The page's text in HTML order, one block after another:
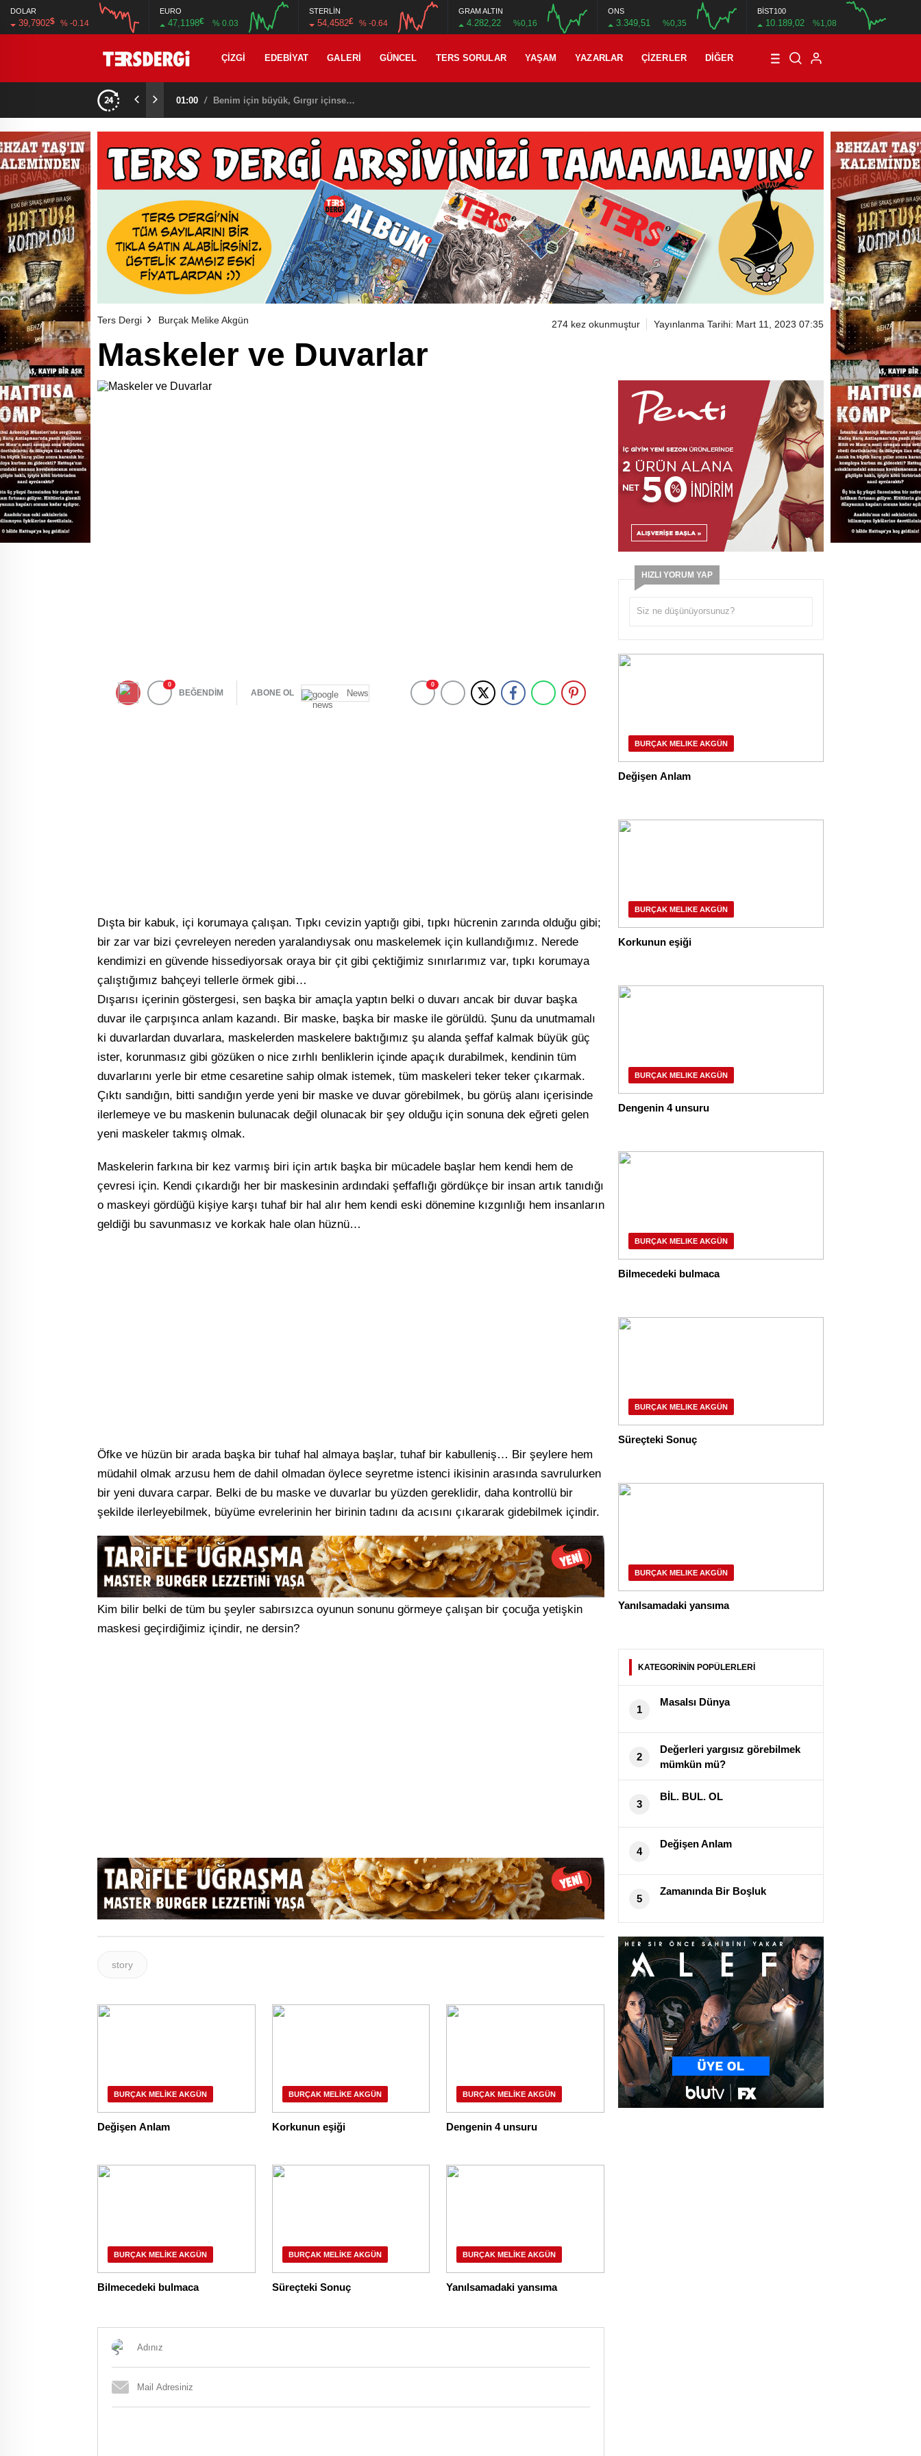
DOLAR
39,7902$ % -0.14
EURO
47,1198€ % 0.03
STERLİN
54,4582£ % -0.64
GRAM ALTIN
4.282,22 %0,16
ONS
3.349,51 %0,35
BİST100
10.189,02 %1,08
ÇIZGI EDEBIYAT GALERI GÜNCEL TERS SORULAR YAŞAM YAZARLAR ÇIZERLER DIĞER
01:00 / Benim için büyük, Gırgır içinse…
Ters Dergi Burçak Melike Akgün 274 kez okunmuştur Yayınlanma Tarihi: Mart 11, 2023 07:35
Maskeler ve Duvarlar
0
BEĞENDİM ABONE OL News
0
Dışta bir kabuk, içi korumaya çalışan. Tıpkı cevizin yaptığı gibi, tıpkı hücrenin zarında olduğu gibi;
bir zar var bizi çevreleyen nereden yaralandıysak onu maskelemek için kullandığımız. Nerede
kendimizi en güvende hissediyorsak oraya bir çit gibi çektiğimiz sınırlarımız var, tıpkı korumaya
çalıştığımız bahçeyi tellerle örmek gibi…
Dışarısı içerinin göstergesi, sen başka bir amaçla yaptın belki o duvarı ancak bir duvar başka
duvar ile çarpışınca anlam kazandı. Bir maske, başka bir maske ile görüldü. Şunu da unutmamalı
ki duvarlardan duvarlara, maskelerden maskelere baktığımız şu alanda şeffaf kalmak büyük güç
ister, korunmasız gibi gözüken o nice zırhlı benliklerin içinde apaçık durabilmek, kendinin tüm
duvarlarını yerle bir etme cesaretine sahip olmak istemek, tüm maskeleri teker teker çıkarmak.
Çıktı sandığın, bitti sandığın yerde yeni bir maske ve duvar görebilmek, bu görüş alanı içerisinde
ilerlemeye ve bu maskenin bulunacak değil olunacak bir şey olduğu için sonuna dek eğreti gelen
yeni maskeler takmış olmak.
Maskelerin farkına bir kez varmış biri için artık başka bir mücadele başlar hem kendi hem de
çevresi için. Kendi çıkardığı her bir maskesinin ardındaki şeffaflığı gördükçe bir insan artık tanıdığı
o maskeyi gördüğü kişiye karşı tuhaf bir hal alır hem kendi eski dönemine kızgınlığı hem insanların
geldiği bu savunmasız ve korkak hale olan hüznü…
Öfke ve hüzün bir arada başka bir tuhaf hal almaya başlar, tuhaf bir kabulleniş… Bir şeylere hem
müdahil olmak arzusu hem de dahil olmadan öylece seyretme istenci ikisinin arasında savrulurken
bir yeni duvara carpar. Belki de bu maske ve duvarlar bu yüzden gereklidir, daha kontrollü bir
şekilde ilerleyebilmek, büyüme evrelerinin her birinin tadını da acısını çıkararak gidebilmek içindir.
Kim bilir belki de tüm bu şeyler sabırsızca oyunun sonunu görmeye çalışan bir çocuğa yetişkin
maskesi geçirdiğimiz içindir, ne dersin?
story
BURÇAK MELIKE AKGÜN
Değişen Anlam
BURÇAK MELIKE AKGÜN
Korkunun eşiği
BURÇAK MELIKE AKGÜN
Dengenin 4 unsuru
BURÇAK MELIKE AKGÜN
Bilmecedeki bulmaca
BURÇAK MELIKE AKGÜN
Süreçteki Sonuç
BURÇAK MELIKE AKGÜN
Yanılsamadaki yansıma
HIZLI YORUM YAP
BURÇAK MELIKE AKGÜN
Değişen Anlam
BURÇAK MELIKE AKGÜN
Korkunun eşiği
BURÇAK MELIKE AKGÜN
Dengenin 4 unsuru
BURÇAK MELIKE AKGÜN
Bilmecedeki bulmaca
BURÇAK MELIKE AKGÜN
Süreçteki Sonuç
BURÇAK MELIKE AKGÜN
Yanılsamadaki yansıma
KATEGORİNİN POPÜLERLERİ
1
Masalsı Dünya
2
Değerleri yargısız görebilmek
mümkün mü?
3
BİL. BUL. OL
4
Değişen Anlam
5
Zamanında Bir Boşluk